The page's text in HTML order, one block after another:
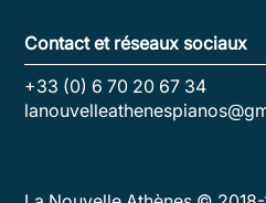
Contact et réseaux sociaux
+33 (0) 6 70 20 67 34